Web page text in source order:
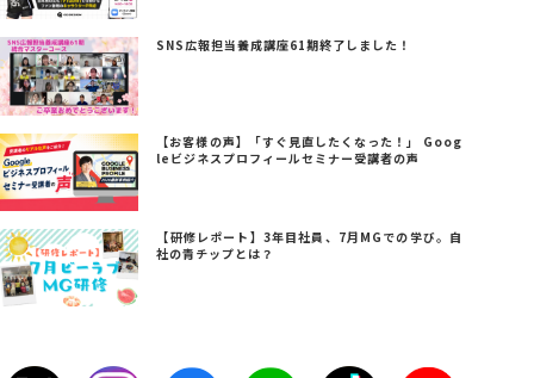
SNS広報担当養成講座61期終了しました！
【お客様の声】「すぐ見直したくなった！」 Goog
leビジネスプロフィールセミナー受講者の声
【研修レポート】3年目社員、7月MGでの学び。自
社の青チップとは？